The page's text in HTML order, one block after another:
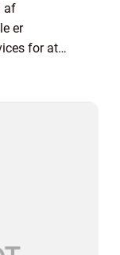
af
er
for at